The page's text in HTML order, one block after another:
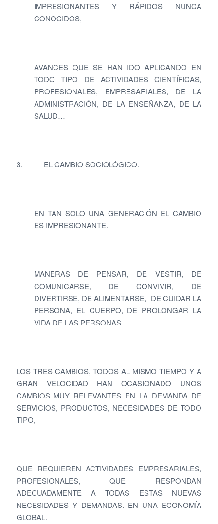
IMPRESIONANTES Y RÁPIDOS NUNCA
CONOCIDOS,
AVANCES QUE SE HAN IDO APLICANDO EN
TODO TIPO DE ACTIVIDADES CIENTÍFICAS,
PROFESIONALES, EMPRESARIALES, DE LA
ADMINISTRACIÓN, DE LA ENSEÑANZA, DE LA
SALUD…
3. EL CAMBIO SOCIOLÓGICO.
EN TAN SOLO UNA GENERACIÓN EL CAMBIO
ES IMPRESIONANTE.
MANERAS DE PENSAR, DE VESTIR, DE
COMUNICARSE, DE CONVIVIR, DE
DIVERTIRSE, DE ALIMENTARSE, DE CUIDAR LA
PERSONA, EL CUERPO, DE PROLONGAR LA
VIDA DE LAS PERSONAS…
LOS TRES CAMBIOS, TODOS AL MISMO TIEMPO Y A
GRAN VELOCIDAD HAN OCASIONADO UNOS
CAMBIOS MUY RELEVANTES EN LA DEMANDA DE
SERVICIOS, PRODUCTOS, NECESIDADES DE TODO
TIPO,
QUE REQUIEREN ACTIVIDADES EMPRESARIALES,
PROFESIONALES, QUE RESPONDAN
ADECUADAMENTE A TODAS ESTAS NUEVAS
NECESIDADES Y DEMANDAS. EN UNA ECONOMÍA
GLOBAL.